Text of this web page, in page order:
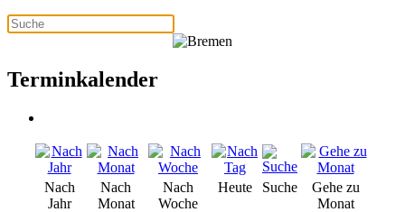
Terminkalender
Nach
Jahr
Nach
Monat
Nach
Woche
Heute Suche
Gehe zu
Monat